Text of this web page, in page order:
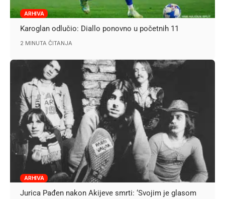
ARHIVA
Karoglan odlučio: Diallo ponovno u početnih 11
2 MINUTA ČITANJA
ARHIVA
Jurica Pađen nakon Akijeve smrti: ‘Svojim je glasom